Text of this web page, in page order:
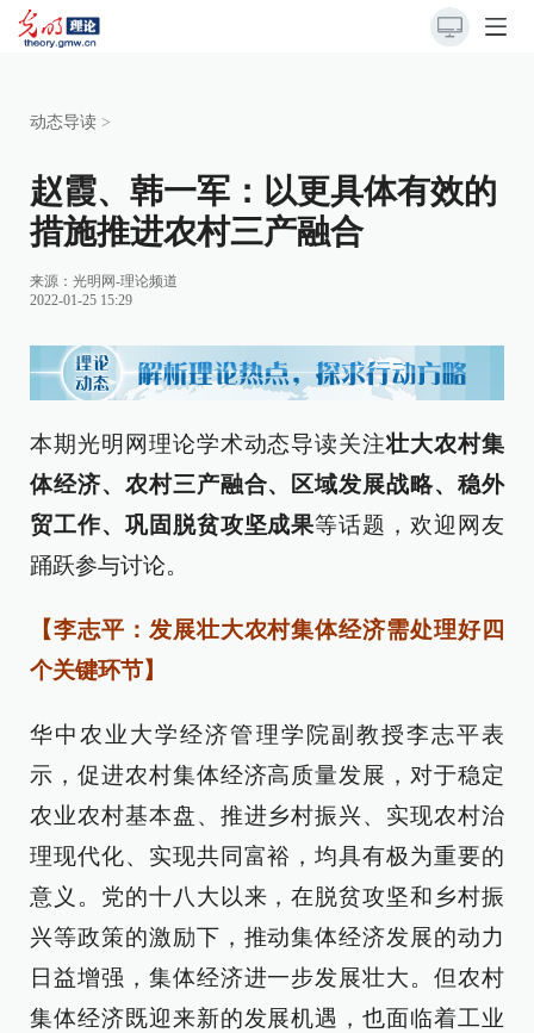
动态导读 >
赵霞、韩一军：以更具体有效的
措施推进农村三产融合
来源： 光明网-理论频道
2022-01-25 15:29
本期光明网理论学术动态导读关注壮大农村集
体经济、农村三产融合、区域发展战略、稳外
贸工作、巩固脱贫攻坚成果等话题，欢迎网友
踊跃参与讨论。
【李志平：发展壮大农村集体经济需处理好四
个关键环节】
华中农业大学经济管理学院副教授李志平表
示，促进农村集体经济高质量发展，对于稳定
农业农村基本盘、推进乡村振兴、实现农村治
理现代化、实现共同富裕，均具有极为重要的
意义。党的十八大以来，在脱贫攻坚和乡村振
兴等政策的激励下，推动集体经济发展的动力
日益增强，集体经济进一步发展壮大。但农村
集体经济既迎来新的发展机遇，也面临着工业